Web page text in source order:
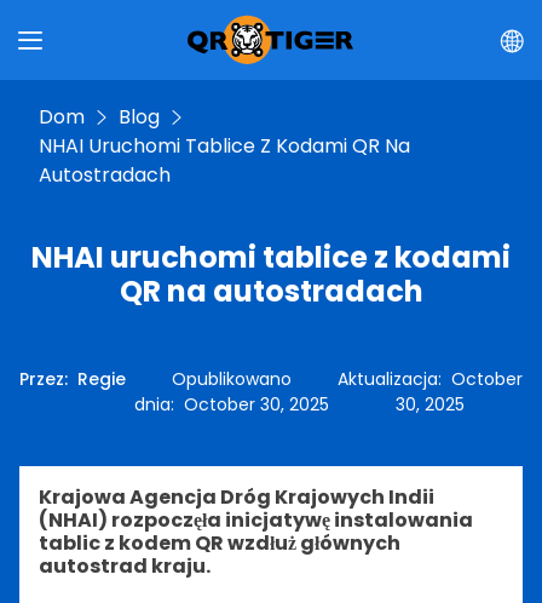
Dom
Blog
NHAI Uruchomi Tablice Z Kodami QR Na
Autostradach
NHAI uruchomi tablice z kodami
QR na autostradach
Przez: Regie
Opublikowano
dnia: October 30, 2025
Aktualizacja: October
30, 2025
Krajowa Agencja Dróg Krajowych Indii
(NHAI) rozpoczęła inicjatywę instalowania
tablic z kodem QR wzdłuż głównych
autostrad kraju.